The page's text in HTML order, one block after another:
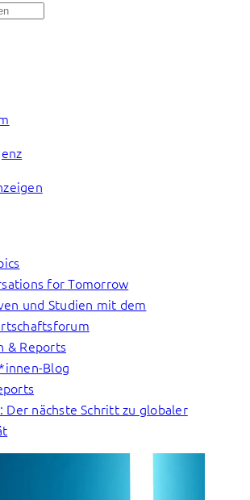
for Tomorrow
und Studien mit dem
& Reports
Blog
Der nächste Schritt zu globaler